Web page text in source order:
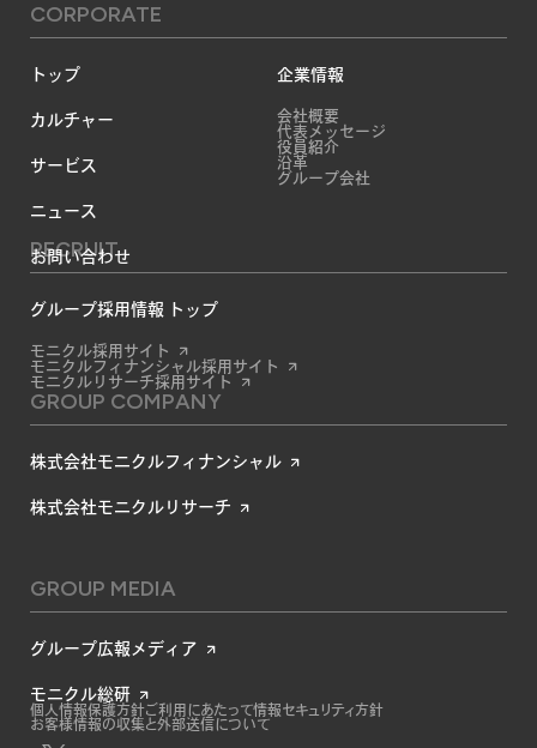
CORPORATE
トップ
カルチャー
サービス
ニュース
お問い合わせ
企業情報
会社概要
代表メッセージ
役員紹介
沿革
グループ会社
RECRUIT
グループ採用情報 トップ
モニクル採用サイト
モニクルフィナンシャル採用サイト
モニクルリサーチ採用サイト
GROUP COMPANY
株式会社モニクルフィナンシャル
株式会社モニクルリサーチ
GROUP MEDIA
グループ広報メディア
モニクル総研
個人情報保護方針ご利用にあたって情報セキュリティ方針
お客様情報の収集と外部送信について